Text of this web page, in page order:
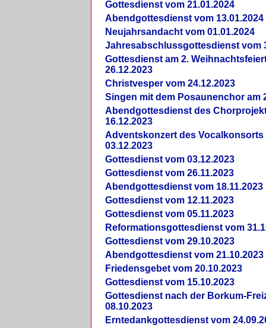
Gottesdienst vom 21.01.2024
Abendgottesdienst vom 13.01.2024
Neujahrsandacht vom 01.01.2024
Jahresabschlussgottesdienst vom
Gottesdienst am 2.
26.12.2023
Christvesper vom 24.12.2023
Singen mit dem Posaunenchor am
Abendgottesdienst des
16.12.2023
Adventskonzert des Vocalkonsorts
03.12.2023
Gottesdienst vom 03.12.2023
Gottesdienst vom 26.11.2023
Abendgottesdienst vom 18.11.2023
Gottesdienst vom 12.11.2023
Gottesdienst vom 05.11.2023
Reformationsgottesdienst vom
Gottesdienst vom 29.10.2023
Abendgottesdienst vom 21.10.2023
Friedensgebet vom 20.10.2023
Gottesdienst vom 15.10.2023
Gottesdienst nach der Borkum-
08.10.2023
Erntedankgottesdienst vom